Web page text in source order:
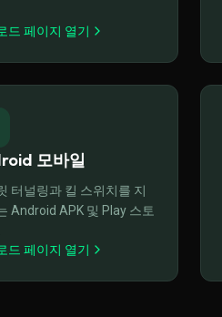
드 페이지 열기
모바일
터널링과 킬 스위치를 지
Android APK 및 Play 스토
드 페이지 열기